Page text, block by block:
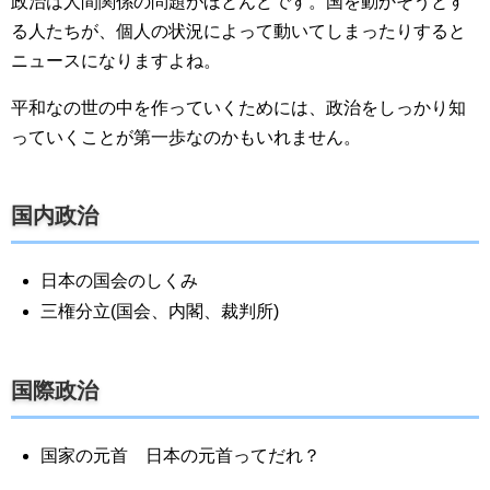
る人たちが、個人の状況によって動いてしまったりすると
ニュースになりますよね。
平和なの世の中を作っていくためには、政治をしっかり知
っていくことが第一歩なのかもいれません。
国内政治
日本の国会のしくみ
三権分立(国会、内閣、裁判所)
国際政治
国家の元首 日本の元首ってだれ？